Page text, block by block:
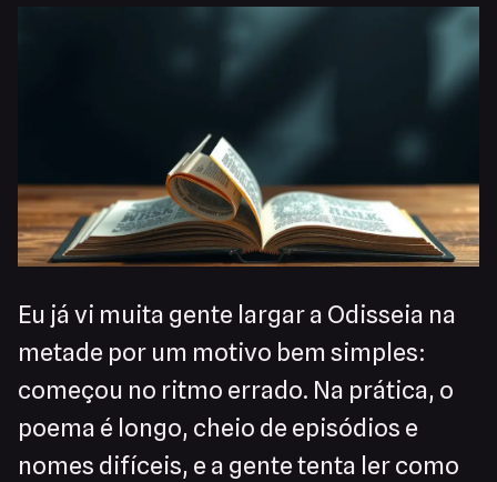
Eu já vi muita gente largar a Odisseia na
metade por um motivo bem simples:
começou no ritmo errado. Na prática, o
poema é longo, cheio de episódios e
nomes difíceis, e a gente tenta ler como